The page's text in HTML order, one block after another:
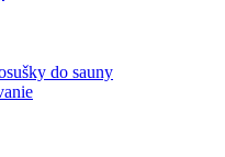
do sauny